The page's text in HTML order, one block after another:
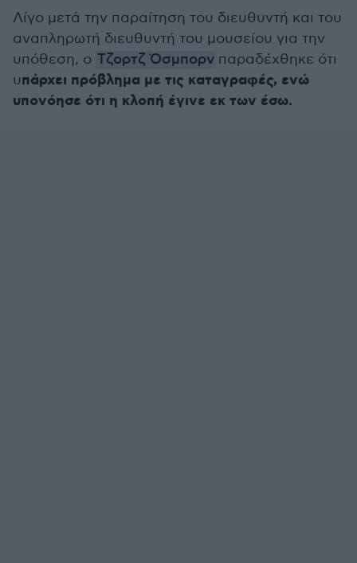
Λίγο μετά την παραίτηση του διευθυντή και του
αναπληρωτή διευθυντή του μουσείου για την
υπόθεση, ο Τζορτζ Όσμπορν παραδέχθηκε ότι
υπάρχει πρόβλημα με τις καταγραφές, ενώ
υπονόησε ότι η κλοπή έγινε εκ των έσω.